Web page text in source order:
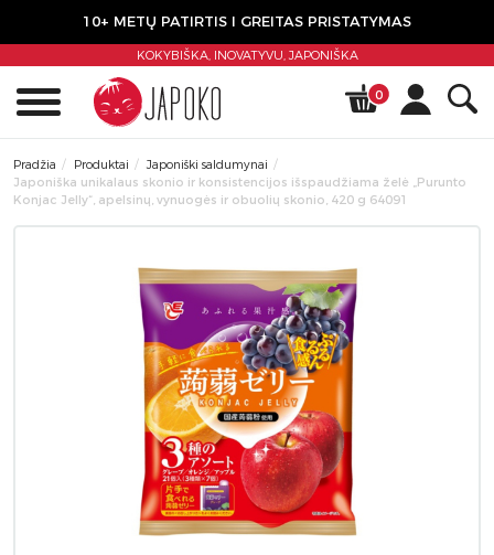
10+ METŲ PATIRTIS I GREITAS PRISTATYMAS
KOKYBIŠKA, INOVATYVU,JAPONIŠKA
0
Pradžia Produktai
Japoniški saldumynai
Japoniška unikalaus skonio ir konsistencijos išspaudžiama želė „Purunto
Konjac Jelly“, apelsinų, vynuogės ir obuolių skonio, 420 g 64091